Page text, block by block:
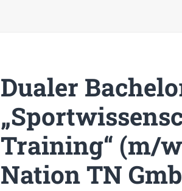
Dualer
Training“ (m/
Nation TN